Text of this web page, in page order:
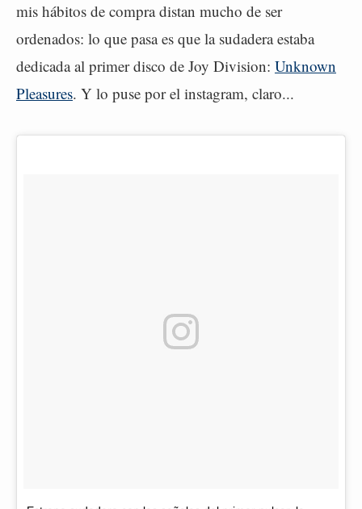
mis hábitos de compra distan mucho de ser
ordenados: lo que pasa es que la sudadera estaba
dedicada al primer disco de Joy Division: Unknown
Pleasures. Y lo puse por el instagram, claro...